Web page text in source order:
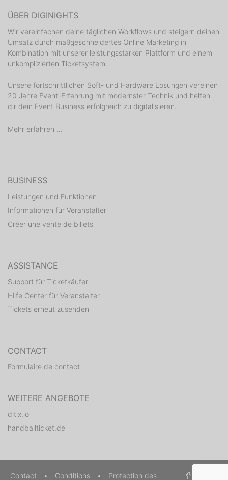
ÜBER DIGINIGHTS
Wir vereinfachen deine täglichen Workflows und steigern deinen
Umsatz durch maßgeschneidertes Online Marketing in
Kombination mit unserer leistungsstarken Plattform und einem
unkomplizierten Ticketsystem.
Unsere fortschrittlichen Soft- und Hardware Lösungen vereinen
20 Jahre Event-Erfahrung mit modernster Technik und helfen
dir dein Event Business erfolgreich zu digitalisieren.
Mehr erfahren ...
BUSINESS
Leistungen und Funktionen
Informationen für Veranstalter
Créer une vente de billets
ASSISTANCE
Support für Ticketkäufer
Hilfe Center für Veranstalter
Tickets erneut zusenden
CONTACT
Formulaire de contact
WEITERE ANGEBOTE
ditix.io
handballticket.de
Contact • Conditions • Protection des